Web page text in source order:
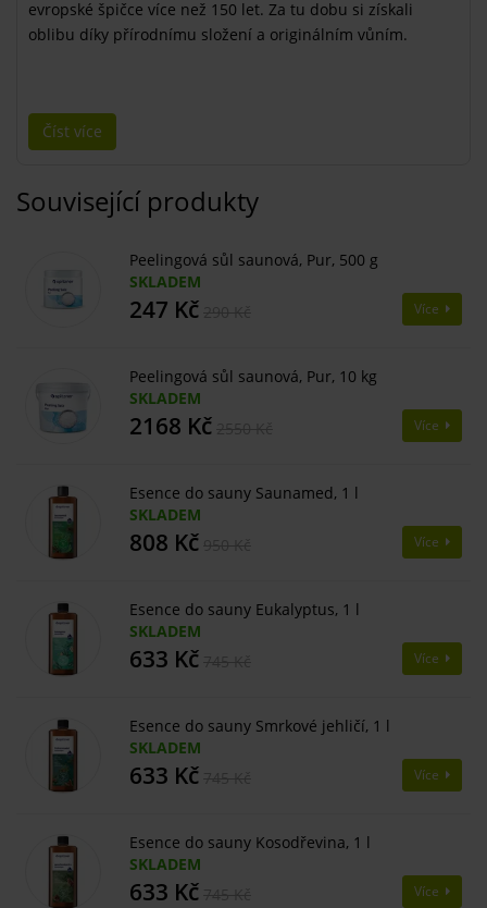
evropské špičce více než 150 let. Za tu dobu si získali
oblibu díky přírodnímu složení a originálním vůním.
Číst více
Související produkty
Peelingová sůl saunová, Pur, 500 g
SKLADEM
247 Kč Více
Peelingová sůl saunová, Pur, 10 kg
SKLADEM
2168 Kč Více
Esence do sauny Saunamed, 1 l
SKLADEM
808 Kč Více
Esence do sauny Eukalyptus, 1 l
SKLADEM
633 Kč Více
Esence do sauny Smrkové jehličí, 1 l
SKLADEM
633 Kč Více
Esence do sauny Kosodřevina, 1 l
SKLADEM
633 Kč Více